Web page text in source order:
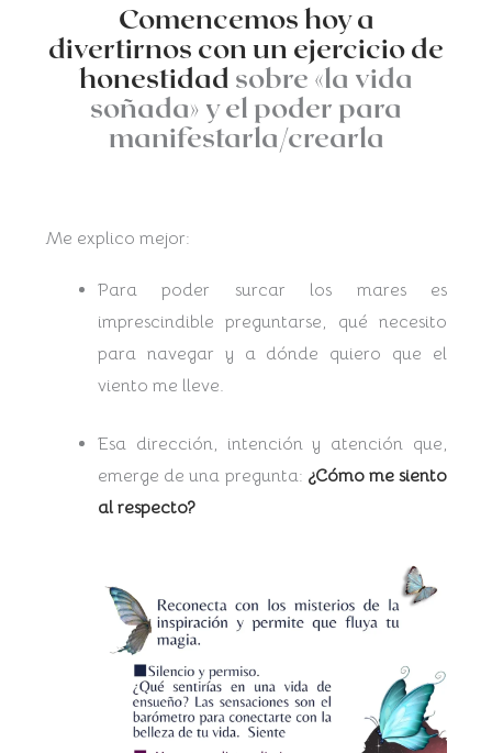
Comencemos hoy a
divertirnos con un ejercicio de
honestidad sobre «la vida
soñada» y el poder para
manifestarla/crearla
Me explico mejor:
Para poder surcar los mares es
imprescindible preguntarse, qué necesito
para navegar y a dónde quiero que el
viento me lleve.
Esa dirección, intención y atención que,
emerge de una pregunta: ¿Cómo me siento
al respecto?